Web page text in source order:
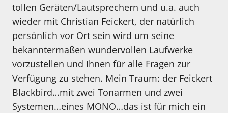
tollen Geräten/Lautsprechern und u.a. auch
wieder mit Christian Feickert, der natürlich
persönlich vor Ort sein wird um seine
bekanntermaßen wundervollen Laufwerke
vorzustellen und Ihnen für alle Fragen zur
Verfügung zu stehen. Mein Traum: der Feickert
Blackbird…mit zwei Tonarmen und zwei
Systemen…eines MONO…das ist für mich ein